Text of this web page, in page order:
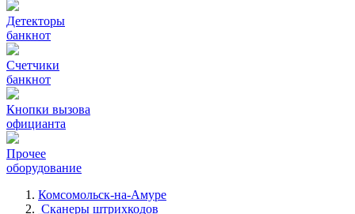
Детекторы
банкнот
Счетчики
банкнот
Кнопки вызова
официанта
Прочее
оборудование
Комсомольск-на-Амуре
Сканеры штрихкодов